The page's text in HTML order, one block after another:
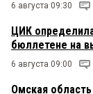
6 августа 09:30
ЦИК
бюллетене на
6 августа 09:00
Омская